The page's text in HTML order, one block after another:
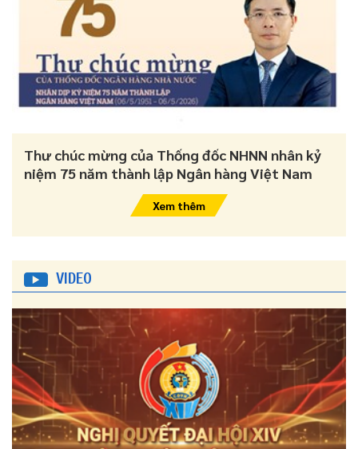
Thư chúc mừng của Thống đốc NHNN nhân kỷ
niệm 75 năm thành lập Ngân hàng Việt Nam
Xem thêm
VIDEO